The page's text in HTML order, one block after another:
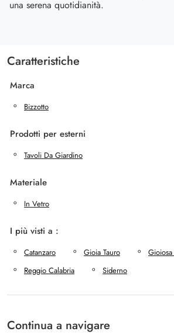
una serena quotidianità.
Caratteristiche
Marca
Bizzotto
Prodotti per esterni
Tavoli Da Giardino
Materiale
In Vetro
I più visti a :
Catanzaro Gioia Tauro
Reggio Calabria
Siderno
Continua a navigare